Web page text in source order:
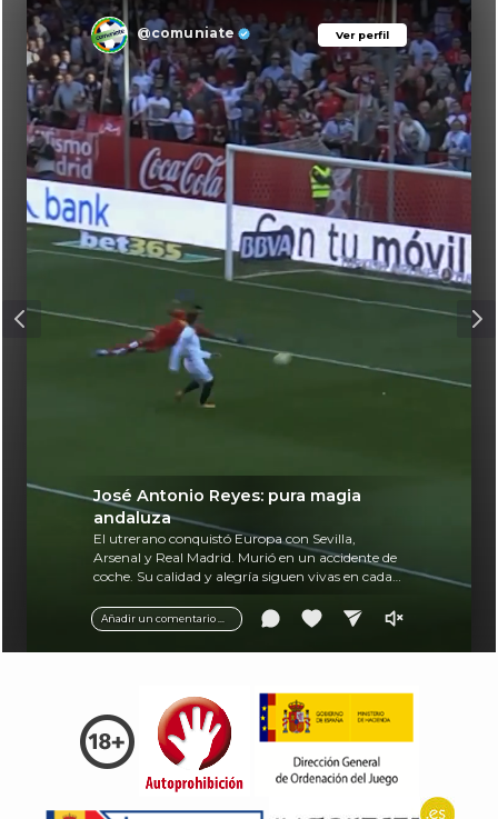
Ver perfil
@comuniate Ver perfil
Añadir un comentario ...
José Antonio Reyes: pura magia
andaluza
El utrerano conquistó Europa con Sevilla,
Arsenal y Real Madrid. Murió en un accidente de
coche. Su calidad y alegría siguen vivas en cada